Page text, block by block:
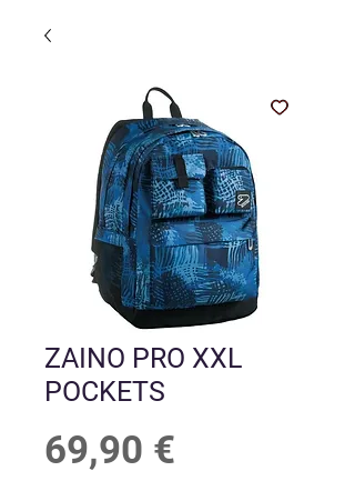
ZAINO PRO XXL
POCKETS
69,90 €